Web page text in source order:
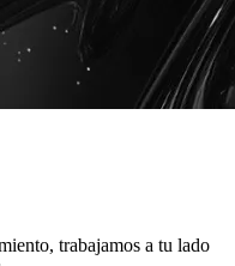
trabajamos a tu lado